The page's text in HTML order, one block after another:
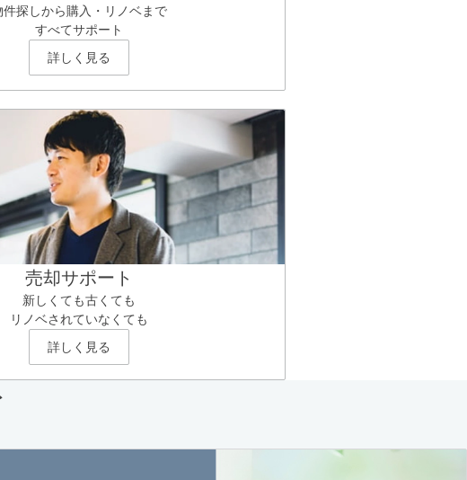
件探しから購入・リノベまで
すべてサポート
詳しく見る
売却サポート
新しくても古くても
リノベされていなくても
詳しく見る